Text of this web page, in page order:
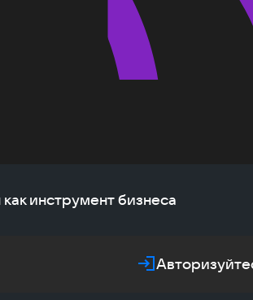
инструмент бизнеса